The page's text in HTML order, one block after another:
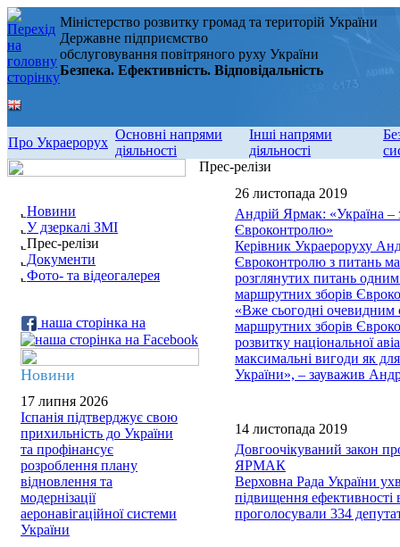
Міністерство розвитку громад та територій України
Державне підприємство
обслуговування повітряного руху України
Безпека. Ефективність. Відповідальність
Про Украерорух
Основні напрями
діяльності
Інші напрями
діяльності
Новини
У дзеркалі ЗМІ
Прес-релізи
Документи
Фото- та відеогалерея
наша сторінка на
Новини
17 липня 2026
Іспанія підтверджує свою
прихильність до України
та профінансує
розроблення плану
відновлення та
модернізації
аеронавігаційної системи
України
Прес-релізи
26 листопада 2019
Андрій Ярмак: «Україна –
Євроконтролю»
Керівник Украероруху
Євроконтролю з питань
розглянутих питань одним
маршрутних зборів
«Вже сьогодні очевидним
маршрутних зборів
розвитку національної
максимальні вигоди як
України», – зауважив
14 листопада 2019
Довгоочікуваний закон
ЯРМАК
Верховна Рада України
підвищення ефективності
проголосували 334